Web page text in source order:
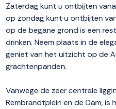
Zaterdag kunt u ontbijten
op zondag kunt u ontbijten
op de begane grond is een
drinken. Neem plaats in de
geniet van het uitzicht op de
grachtenpanden.
Vanwege de zeer centrale
Rembrandtplein en de Dam, is